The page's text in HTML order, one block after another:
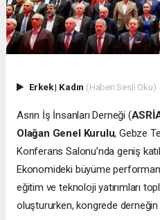
Erkek| Kadın (Haberi Sesli Oku)
Asrın İş İnsanları Derneği (
Olağan Genel Kurulu, Gebze
Konferans Salonu’nda geniş
Ekonomideki büyüme
eğitim ve teknoloji yatırımları
oluştururken, kongrede